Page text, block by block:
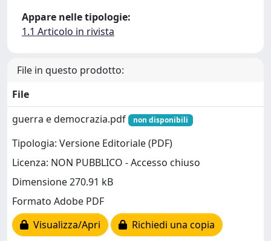
Appare nelle tipologie:
1.1 Articolo in rivista
File in questo prodotto:
File
guerra e democrazia.pdf
non disponibili
Tipologia: Versione Editoriale (PDF)
Licenza: NON PUBBLICO - Accesso chiuso
Dimensione 270.91 kB
Formato Adobe PDF
Visualizza/Apri
Richiedi una copia